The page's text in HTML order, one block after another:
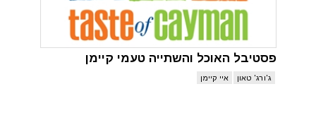
פסטיבל האוכל והשתייה טעמי קיימן
ג'ורג' טאון איי קיימן